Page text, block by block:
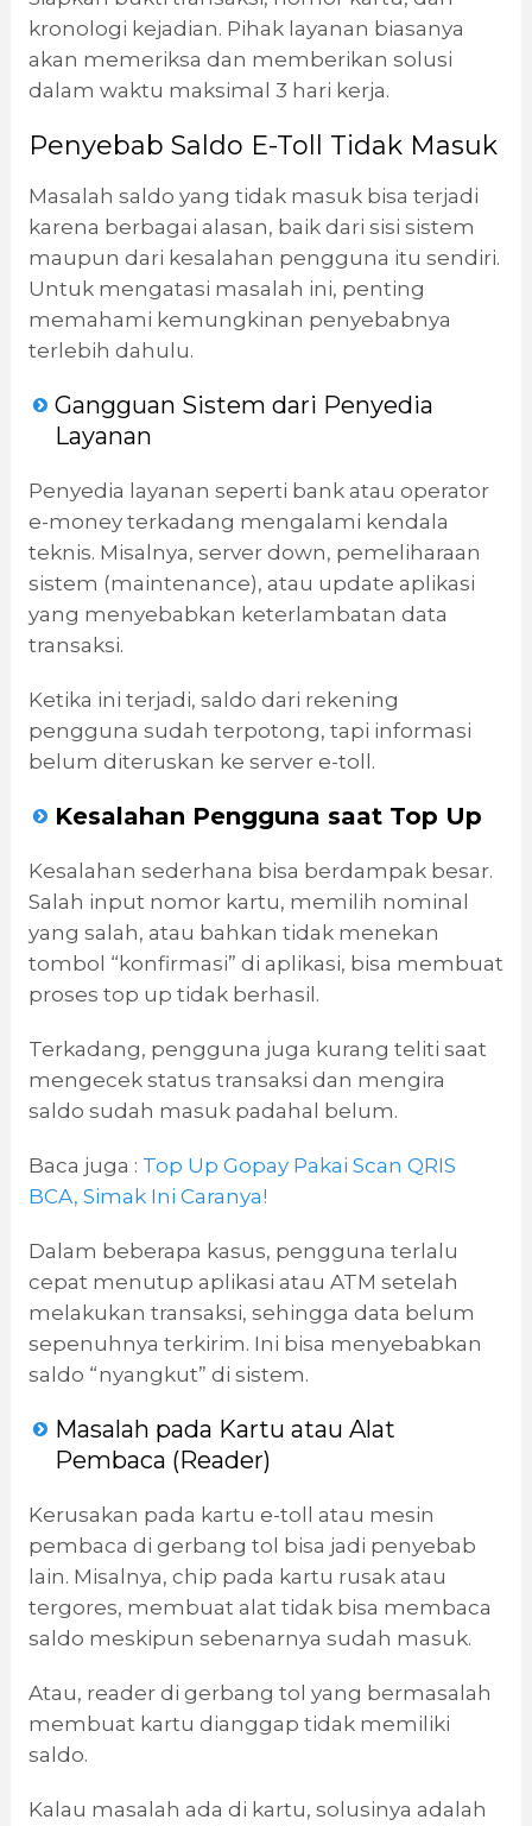
kronologi kejadian. Pihak layanan biasanya
akan memeriksa dan memberikan solusi
dalam waktu maksimal 3 hari kerja.
Penyebab Saldo E-Toll Tidak Masuk
Masalah saldo yang tidak masuk bisa terjadi
karena berbagai alasan, baik dari sisi sistem
maupun dari kesalahan pengguna itu sendiri.
Untuk mengatasi masalah ini, penting
memahami kemungkinan penyebabnya
terlebih dahulu.
Gangguan Sistem dari Penyedia
Layanan
Penyedia layanan seperti bank atau operator
e-money terkadang mengalami kendala
teknis. Misalnya, server down, pemeliharaan
sistem (maintenance), atau update aplikasi
yang menyebabkan keterlambatan data
transaksi.
Ketika ini terjadi, saldo dari rekening
pengguna sudah terpotong, tapi informasi
belum diteruskan ke server e-toll.
Kesalahan Pengguna saat Top Up
Kesalahan sederhana bisa berdampak besar.
Salah input nomor kartu, memilih nominal
yang salah, atau bahkan tidak menekan
tombol “konfirmasi” di aplikasi, bisa membuat
proses top up tidak berhasil.
Terkadang, pengguna juga kurang teliti saat
mengecek status transaksi dan mengira
saldo sudah masuk padahal belum.
Baca juga : Top Up Gopay Pakai Scan QRIS
BCA, Simak Ini Caranya!
Dalam beberapa kasus, pengguna terlalu
cepat menutup aplikasi atau ATM setelah
melakukan transaksi, sehingga data belum
sepenuhnya terkirim. Ini bisa menyebabkan
saldo “nyangkut” di sistem.
Masalah pada Kartu atau Alat
Pembaca (Reader)
Kerusakan pada kartu e-toll atau mesin
pembaca di gerbang tol bisa jadi penyebab
lain. Misalnya, chip pada kartu rusak atau
tergores, membuat alat tidak bisa membaca
saldo meskipun sebenarnya sudah masuk.
Atau, reader di gerbang tol yang bermasalah
membuat kartu dianggap tidak memiliki
saldo.
Kalau masalah ada di kartu, solusinya adalah